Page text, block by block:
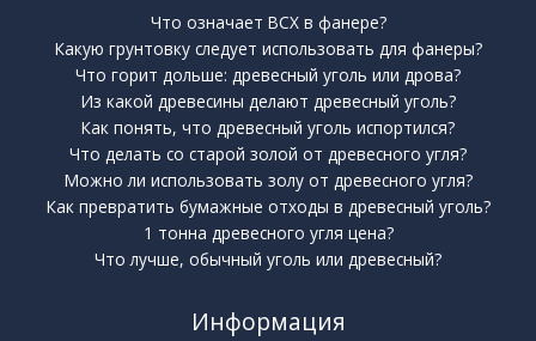
Что означает BCX в фанере?
Какую грунтовку следует использовать для фанеры?
Что горит дольше: древесный уголь или дрова?
Из какой древесины делают древесный уголь?
Как понять, что древесный уголь испортился?
Что делать со старой золой от древесного угля?
Можно ли использовать золу от древесного угля?
Как превратить бумажные отходы в древесный уголь?
1 тонна древесного угля цена?
Что лучше, обычный уголь или древесный?
Информация